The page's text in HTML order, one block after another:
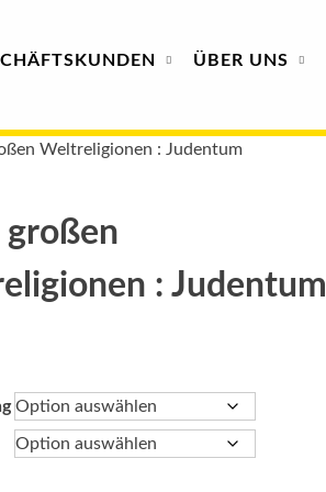
KUNDEN ÜBER UNS
Weltreligionen : Judentum
großen
: Judentum